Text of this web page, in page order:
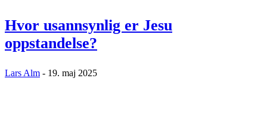
Hvor usannsynlig er Jesu
oppstandelse?
Lars Alm - 19. maj 2025